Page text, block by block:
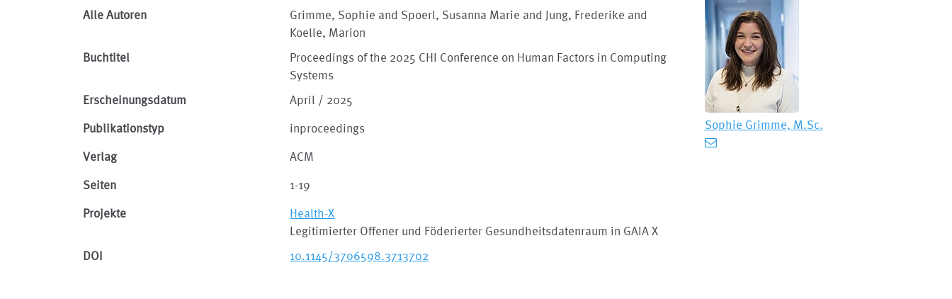
Alle Autoren
Grimme, Sophie and Spoerl, Susanna Marie and Jung, Frederike and
Koelle, Marion
Buchtitel
Proceedings of the 2025 CHI Conference on Human Factors in Computing
Systems
Erscheinungsdatum
April / 2025
Publikationstyp inproceedings
Verlag ACM
Seiten 1-19
Projekte
Health-X
Legitimierter Offener und Föderierter Gesundheitsdatenraum in GAIA X
DOI
10.1145/3706598.3713702
Sophie Grimme, M.Sc.